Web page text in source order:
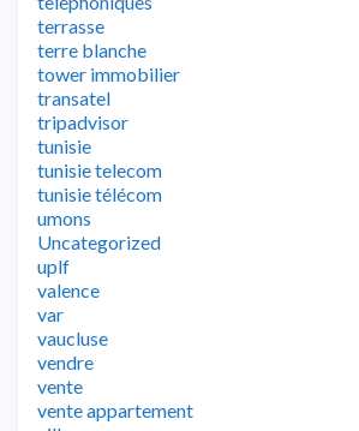
terrasse
terre blanche
tower immobilier
transatel
tripadvisor
tunisie
tunisie telecom
tunisie télécom
umons
Uncategorized
uplf
valence
var
vaucluse
vendre
vente
vente appartement